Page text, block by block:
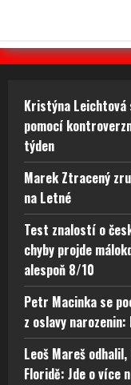
Kristýna
pomocí
týden
Marek Ztracený
na Letné
Test znalostí o
chyby projde
alespoň 8/10
Petr Macinka se
z oslavy
Leoš Mareš
Floridě: Jde o více